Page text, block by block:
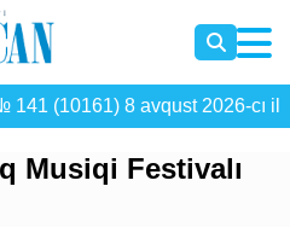
141 (10161) 8 avqust 2026-cı il
Musiqi Festivalı